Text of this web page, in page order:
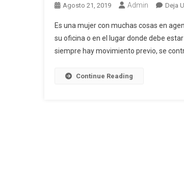
Agosto 21, 2019 Admin Deja
Es una mujer con muchas cosas en
su oficina o en el lugar donde debe
siempre hay movimiento previo, se
Continue Reading